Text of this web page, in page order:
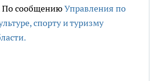
По сообщениюУправления по
спорту и туризму